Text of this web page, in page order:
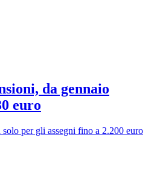
da gennaio
euro
solo per gli assegni fino a 2.200 euro